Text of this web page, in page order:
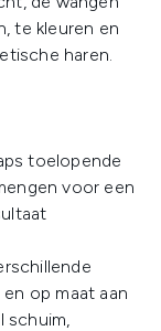
te kleuren en
haren.
toelopende
voor een
op maat aan
schuim,